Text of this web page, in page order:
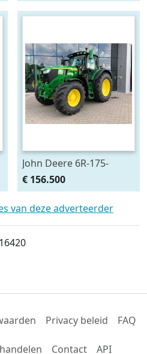
John Deere 6R-175-
783659
€ 156.500
van deze adverteerder
Privacy beleid FAQ
Contact API